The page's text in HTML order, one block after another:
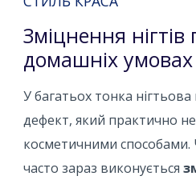
Зміцнення нігтів
домашніх умовах
У багатьох тонка
дефект, який практично
косметичними способами.
часто зараз виконується